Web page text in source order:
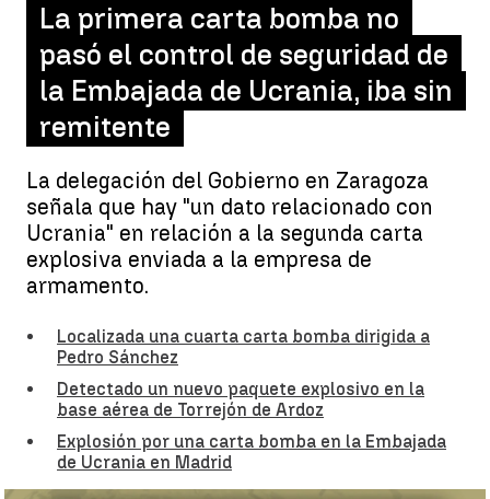
La primera carta bomba no
pasó el control de seguridad de
la Embajada de Ucrania, iba sin
remitente
La delegación del Gobierno en Zaragoza
señala que hay "un dato relacionado con
Ucrania" en relación a la segunda carta
explosiva enviada a la empresa de
armamento.
Localizada una cuarta carta bomba dirigida a
Pedro Sánchez
Detectado un nuevo paquete explosivo en la
base aérea de Torrejón de Ardoz
Explosión por una carta bomba en la Embajada
de Ucrania en Madrid